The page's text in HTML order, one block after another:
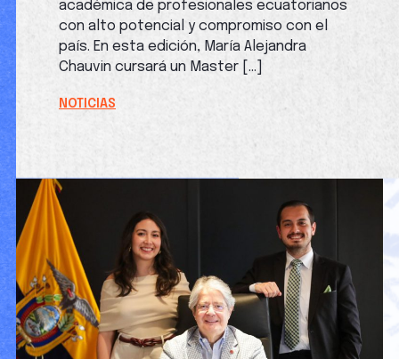
académica de profesionales ecuatorianos
con alto potencial y compromiso con el
país. En esta edición, María Alejandra
Chauvin cursará un Master […]
NOTICIAS